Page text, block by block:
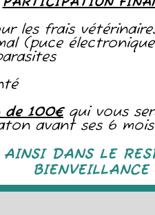
les frais
(puce
de 100€ qui vous
avant ses 6
DANS LE
BIENVEILLANCE